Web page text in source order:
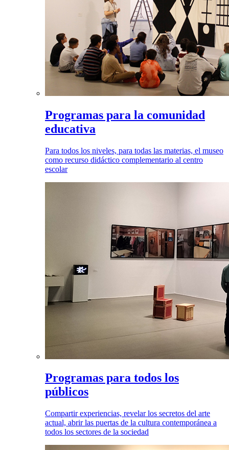
Programas para la comunidad
educativa
Para todos los niveles, para todas las materias, el museo
como recurso didáctico complementario al centro
escolar
Programas para todos los
públicos
Compartir experiencias, revelar los secretos del arte
actual, abrir las puertas de la cultura contemporánea a
todos los sectores de la sociedad